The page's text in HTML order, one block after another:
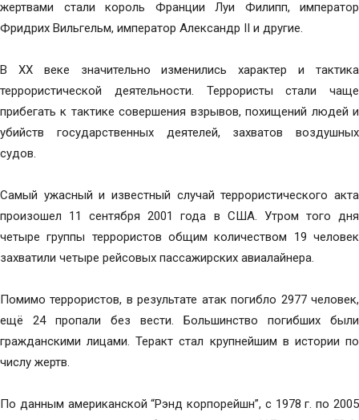
жертвами стали король Франции Луи Филипп, император
Фридрих Вильгельм, император Александр II и другие.
В XX веке значительно изменились характер и тактика
террористической деятельности. Террористы стали чаще
прибегать к тактике совершения взрывов, похищений людей и
убийств государственных деятелей, захватов воздушных
судов.
Самый ужасный и известный случай террористического акта
произошел 11 сентября 2001 года в США. Утром того дня
четыре группы террористов общим количеством 19 человек
захватили четыре рейсовых пассажирских авиалайнера.
Помимо террористов, в результате атак погибло 2977 человек,
ещё 24 пропали без вести. Большинство погибших были
гражданскими лицами. Теракт стал крупнейшим в истории по
числу жертв.
По данным американской “Рэнд корпорейшн”, с 1978 г. по 2005